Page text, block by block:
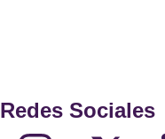
Redes Sociales